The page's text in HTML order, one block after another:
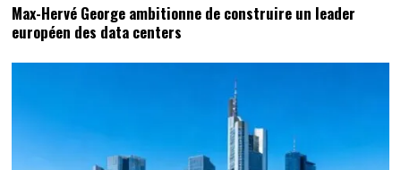
Max-Hervé George ambitionne de construire un leader
européen des data centers